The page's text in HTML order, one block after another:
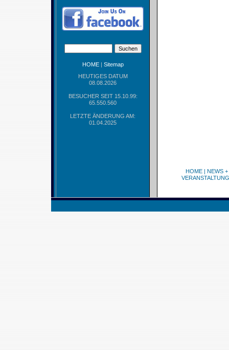
HOME| Sitemap
HEUTIGES DATUM
08.08.2026
BESUCHER SEIT 15.10.99:
65.550.560
LETZTE ÄNDERUNG AM:
01.04.2025
HOME| NEWS